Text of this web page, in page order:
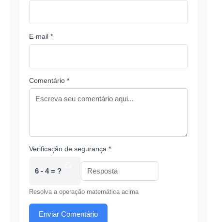
E-mail *
Comentário *
Verificação de segurança *
6 - 4 = ?
Resolva a operação matemática acima
Enviar Comentário